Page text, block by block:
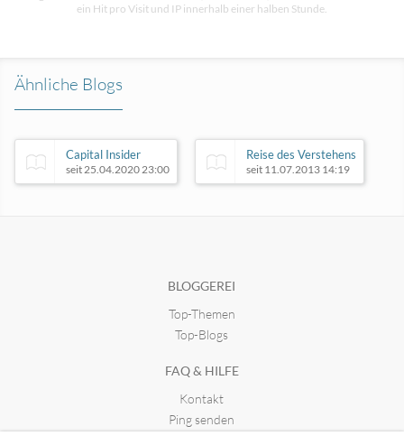
ein Hit pro Visit und IP innerhalb einer halben Stunde.
Ähnliche Blogs
Capital Insider
seit 25.04.2020 23:00
Reise des Verstehens
seit 11.07.2013 14:19
Coaching mit Pferden Harz
BLOGGEREI
Top-Themen
Top-Blogs
FAQ & HILFE
Kontakt
Ping senden